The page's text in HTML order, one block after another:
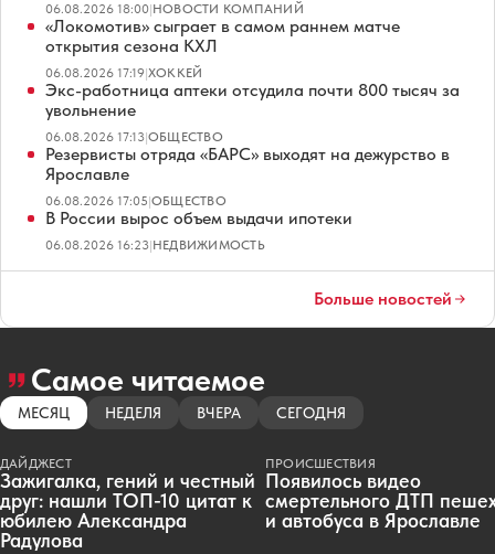
06.08.2026 18:00|НОВОСТИ КОМПАНИЙ
«Локомотив» сыграет в самом раннем матче
открытия сезона КХЛ
06.08.2026 17:19|ХОККЕЙ
Экс-работница аптеки отсудила почти 800 тысяч за
увольнение
06.08.2026 17:13|ОБЩЕСТВО
Резервисты отряда «БАРС» выходят на дежурство в
Ярославле
06.08.2026 17:05|ОБЩЕСТВО
В России вырос объем выдачи ипотеки
06.08.2026 16:23|НЕДВИЖИМОСТЬ
Больше новостей
Самое читаемое
МЕСЯЦ НЕДЕЛЯ ВЧЕРА СЕГОДНЯ
ДАЙДЖЕСТ
Зажигалка, гений и честный
друг: нашли ТОП-10 цитат к
юбилею Александра
Радулова
ПРОИСШЕСТВИЯ
Появилось видео
смертельного ДТП
и автобуса в Ярославле